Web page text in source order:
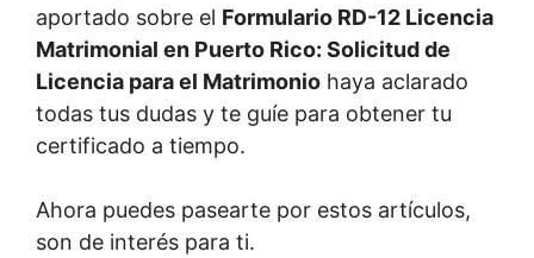
aportado sobre el Formulario RD-12 Licencia
Matrimonial en Puerto Rico: Solicitud de
Licencia para el Matrimonio haya aclarado
todas tus dudas y te guíe para obtener tu
certificado a tiempo.
Ahora puedes pasearte por estos artículos,
son de interés para ti.